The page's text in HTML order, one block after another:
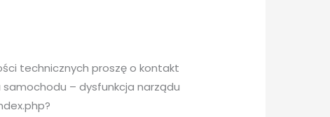
technicznych proszę o kontakt
samochodu – dysfunkcja narządu